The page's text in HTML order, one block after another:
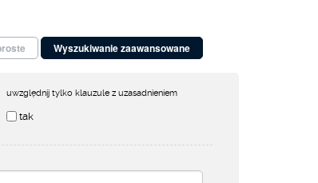
Wyszukiwanie zaawansowane
uwzględnij tylko klauzule z uzasadnieniem
tak